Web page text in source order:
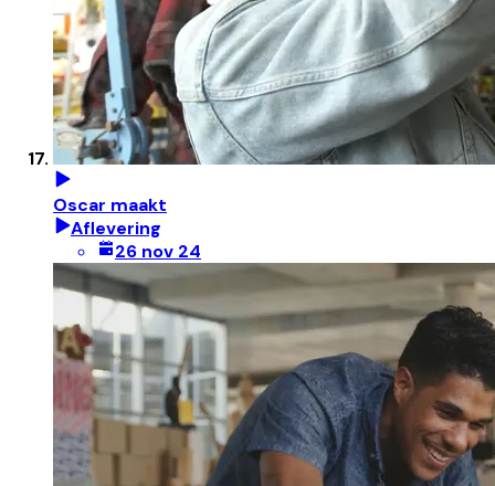
Oscar maakt
Aflevering
26 nov 24